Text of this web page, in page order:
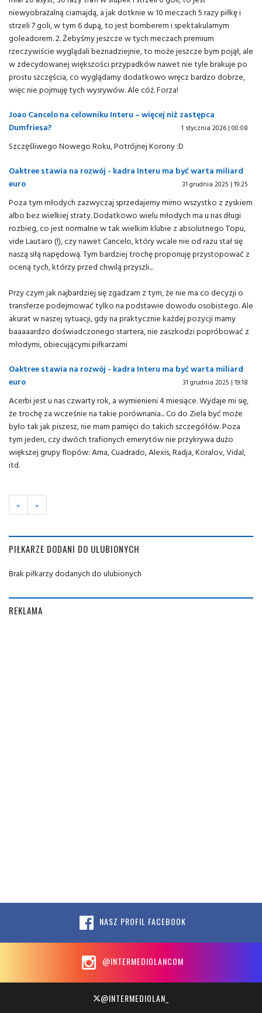
niewyobrażalną ciamajdą, a jak dotknie w 10 meczach 5 razy piłkę i
strzeli 7 goli, w tym 6 dupą, to jest bomberem i spektakularnym
goleadorem. 2. Żebyśmy jeszcze w tych meczach premium
rzeczywiście wyglądali beznadziejnie, to może jeszcze bym pojął, ale
w zdecydowanej większości przypadków nawet nie tyle brakuje po
prostu szczęścia, co wyglądamy dodatkowo wręcz bardzo dobrze,
więc nie pojmuję tych wysrywów. Ale cóż. Forza!
Joao Cancelo na celowniku Interu – więcej niż zastępca
Dumfriesa?
1 stycznia 2026 | 00:08
Szczęśliwego Nowego Roku, Potrójnej Korony :D
Oaktree stawia na rozwój - kadra Interu ma być warta miliard
euro
31 grudnia 2025 | 19:25
Poza tym młodych zazwyczaj sprzedajemy mimo wszystko z zyskiem
albo bez wielkiej straty. Dodatkowo wielu młodych ma u nas długi
rozbieg, co jest normalne w tak wielkim klubie z absolutnego Topu,
vide Lautaro (!), czy nawet Cancelo, który wcale nie od razu stał się
naszą siłą napędową. Tym bardziej trochę proponuję przystopować z
oceną tych, którzy przed chwilą przyszli...
Przy czym jak najbardziej się zgadzam z tym, że nie ma co decyzji o
transferze podejmować tylko na podstawie dowodu osobistego. Ale
akurat w naszej sytuacji, gdy na praktycznie każdej pozycji mamy
baaaaardzo doświadczonego startera, nie zaszkodzi popróbować z
młodymi, obiecującymi piłkarzami
Oaktree stawia na rozwój - kadra Interu ma być warta miliard
euro
31 grudnia 2025 | 19:18
Acerbi jest u nas czwarty rok, a wymienieni 4 miesiące. Wydaje mi się,
że trochę za wcześnie na takie porównania... Co do Ziela być może
było tak jak piszesz, nie mam pamięci do takich szczegółów. Poza
tym jeden, czy dwóch trafionych emerytów nie przykrywa dużo
większej grupy flopów: Arna, Cuadrado, Alexis, Radja, Koralov, Vidal,
itd.
« »
PIŁKARZE DODANI DO ULUBIONYCH
Brak piłkarzy dodanych do ulubionych
REKLAMA
NASZ PROFIL FACEBOOK
@INTERMEDIOLANCOM
@INTERMEDIOLAN_